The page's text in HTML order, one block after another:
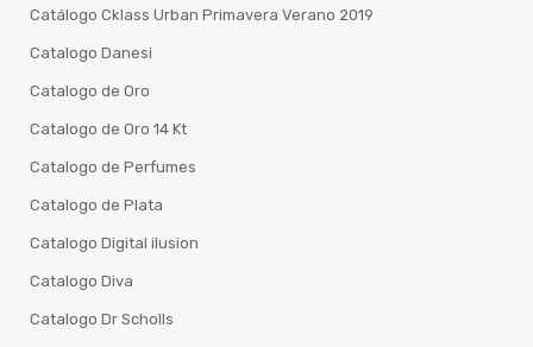
Catálogo Cklass Urban Primavera Verano 2019
Catalogo Danesi
Catalogo de Oro
Catalogo de Oro 14 Kt
Catalogo de Perfumes
Catalogo de Plata
Catalogo Digital ilusion
Catalogo Diva
Catalogo Dr Scholls